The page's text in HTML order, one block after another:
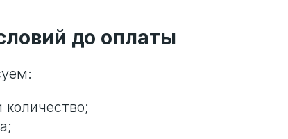
до оплаты
количество;